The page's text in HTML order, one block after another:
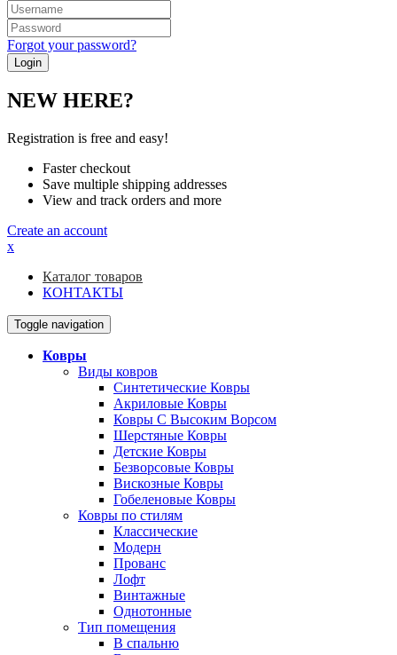
Forgot your password?
NEW HERE?
Registration is free and easy!
Faster checkout
Save multiple shipping addresses
View and track orders and more
Create an account
x
Каталог товаров
КОНТАКТЫ
Toggle navigation
Ковры
Виды ковров
Синтетические Ковры
Акриловые Ковры
Ковры С Высоким Ворсом
Шерстяные Ковры
Детские Ковры
Безворсовые Ковры
Вискозные Ковры
Гобеленовые Ковры
Ковры по стилям
Классические
Модерн
Прованс
Лофт
Винтажные
Однотонные
Тип помещения
В спальню